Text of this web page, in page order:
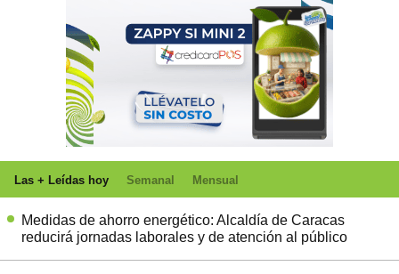
Las + Leídas hoy Semanal Mensual
Medidas de ahorro energético: Alcaldía de Caracas
reducirá jornadas laborales y de atención al público